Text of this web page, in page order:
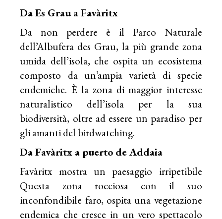
Da Es Grau a Favàritx
Da non perdere è il Parco Naturale
dell’Albufera des Grau, la più grande zona
umida dell’isola, che ospita un ecosistema
composto da un’ampia varietà di specie
endemiche. È la zona di maggior interesse
naturalistico dell’isola per la sua
biodiversità, oltre ad essere un paradiso per
gli amanti del birdwatching.
Da Favàritx a puerto de Addaia
Favàritx mostra un paesaggio irripetibile
Questa zona rocciosa con il suo
inconfondibile faro, ospita una vegetazione
endemica che cresce in un vero spettacolo